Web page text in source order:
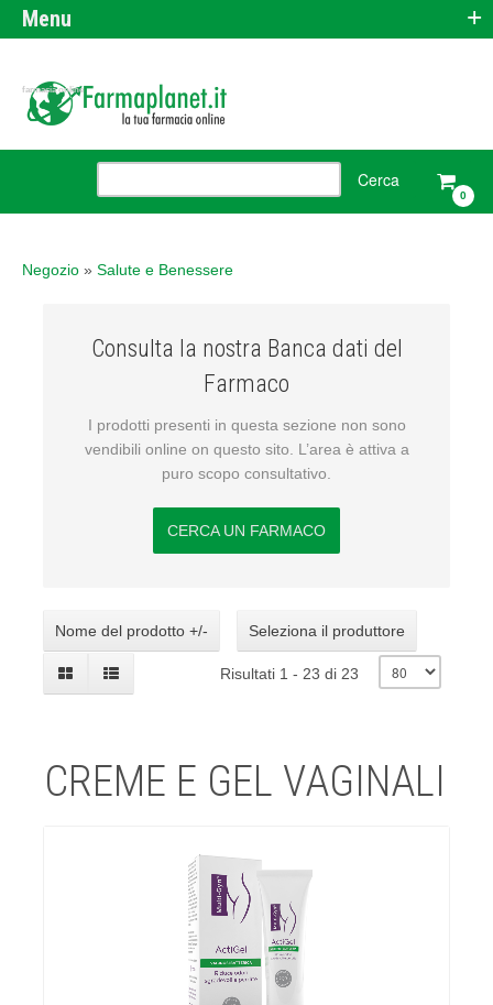
farmacia online
0
Negozio » Salute e Benessere
Consulta la nostra Banca dati del
Farmaco
I prodotti presenti in questa sezione non sono
vendibili online on questo sito. L’area è attiva a
puro scopo consultativo.
CERCA UN FARMACO
Nome del prodotto +/- Seleziona il produttore
Risultati 1 - 23 di 23
CREME E GEL VAGINALI
Menu +